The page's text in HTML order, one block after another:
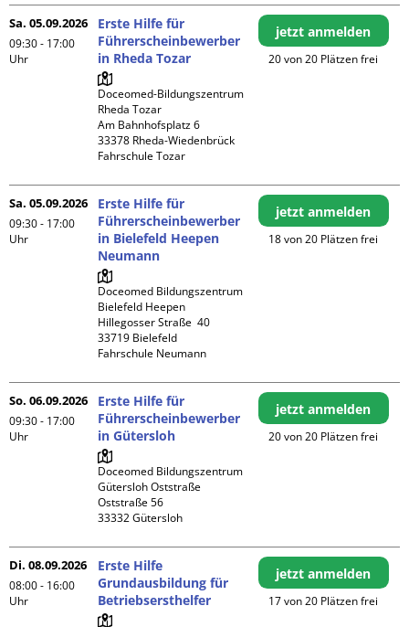
Sa. 05.09.2026
09:30 - 17:00
Uhr
Erste Hilfe für
Führerscheinbewerber
in Rheda Tozar
Doceomed-Bildungszentrum
Rheda Tozar
Am Bahnhofsplatz 6
33378 Rheda-Wiedenbrück
Fahrschule Tozar
jetzt anmelden
20 von 20 Plätzen frei
Sa. 05.09.2026
09:30 - 17:00
Uhr
Erste Hilfe für
Führerscheinbewerber
in Bielefeld Heepen
Neumann
Doceomed Bildungszentrum
Bielefeld Heepen
Hillegosser Straße  40
33719 Bielefeld
Fahrschule Neumann
jetzt anmelden
18 von 20 Plätzen frei
So. 06.09.2026
09:30 - 17:00
Uhr
Erste Hilfe für
Führerscheinbewerber
in Gütersloh
Doceomed Bildungszentrum
Gütersloh Oststraße
Oststraße 56
jetzt anmelden
20 von 20 Plätzen frei
Di. 08.09.2026
08:00 - 16:00
Uhr
Erste Hilfe
Grundausbildung für
Betriebsersthelfer
jetzt anmelden
17 von 20 Plätzen frei